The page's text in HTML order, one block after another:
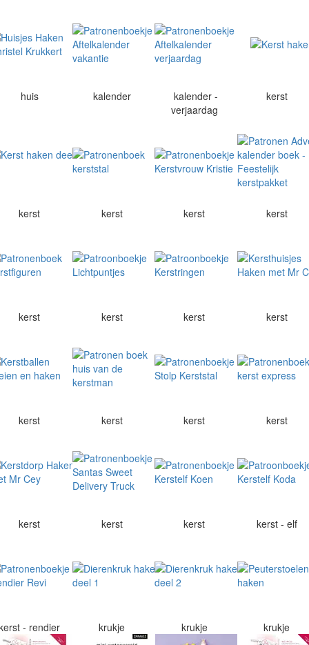
huis kalender
kalender -
verjaardag
kerst
kerst kerst kerst kerst
kerst kerst kerst kerst
kerst kerst kerst kerst
kerst kerst kerst kerst - elf
- rendier krukje krukje krukje